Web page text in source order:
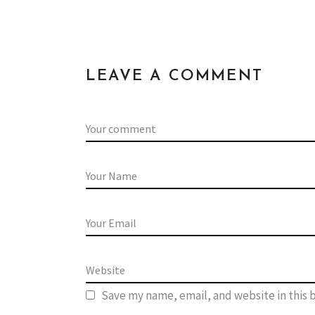
LEAVE A COMMENT
Save my name, email, and website in